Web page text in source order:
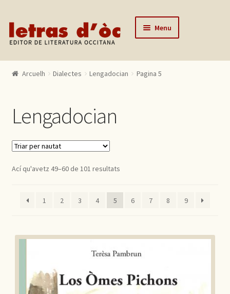
Skip to navigation
Skip to content Menu
Catalògue
Actualitats
Lo editor
Contactar
Arcuelh Dialectes Lengadocian Pagina 5
Lengadocian
Ací qu'avetz 49–60 de 101 resultats
1 2 3 4 5 6 7 8 9